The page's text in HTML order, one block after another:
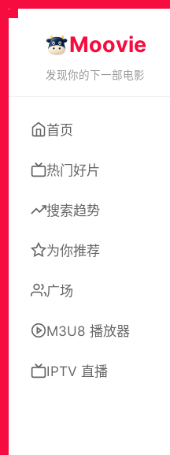
Moovie
发现你的下一部电影
首页
热门好片
搜索趋势
为你推荐
广场
M3U8 播放器
IPTV 直播